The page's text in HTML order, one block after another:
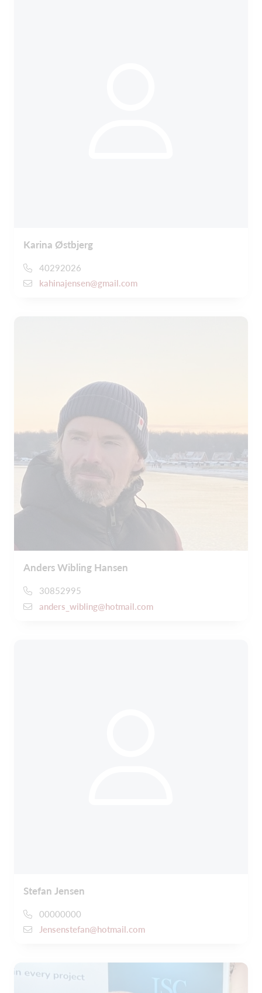
Karina Østbjerg
40292026
kahinajensen@gmail.com
Anders Wibling Hansen
30852995
anders_wibling@hotmail.com
Stefan Jensen
00000000
Jensenstefan@hotmail.com